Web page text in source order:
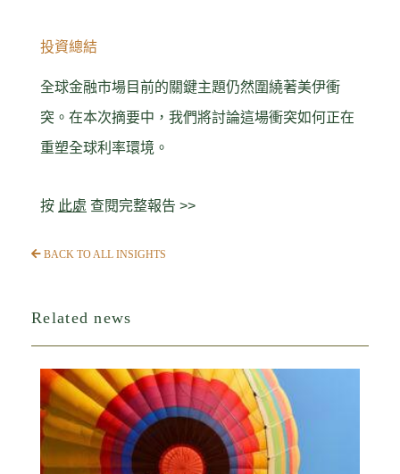
投資總結
全球金融市場目前的關鍵主題仍然圍繞著美伊衝
突。在本次摘要中，我們將討論這場衝突如何正在
重塑全球利率環境。
按 此處 查閱完整報告 >>
BACK TO ALL INSIGHTS
Related news